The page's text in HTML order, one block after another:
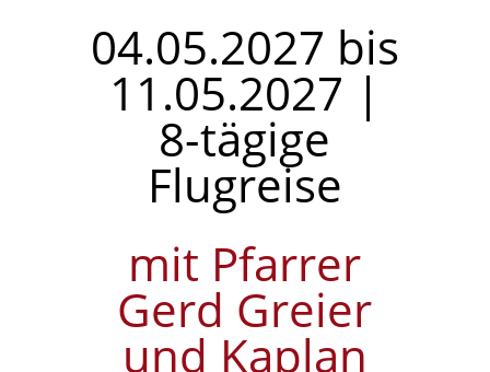
04.05.2027 bis
11.05.2027 |
8-tägige
Flugreise
mit Pfarrer
Gerd Greier
und Kaplan